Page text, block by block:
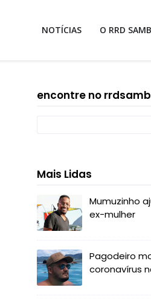
NOTÍCIAS O RRD
encontre no
Mais Lidas
Mumuzinho
ex-mulher
Pagodeiro
coronavírus